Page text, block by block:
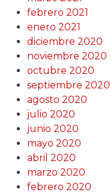
febrero 2021
enero 2021
diciembre 2020
noviembre 2020
octubre 2020
septiembre 2020
agosto 2020
julio 2020
junio 2020
mayo 2020
abril 2020
marzo 2020
febrero 2020